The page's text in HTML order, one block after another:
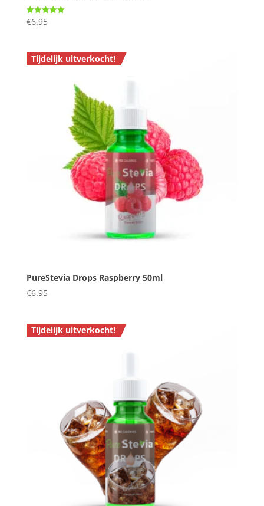
Gewaardeerd
5.00
€6.95
Tijdelijk uitverkocht!
PureStevia Drops Raspberry 50ml
€6.95
Tijdelijk uitverkocht!